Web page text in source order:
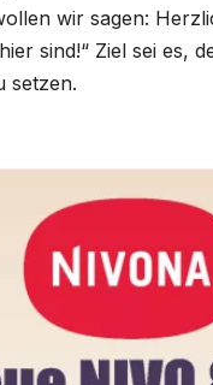
wir sagen:
sind!“ Ziel sei es,
setzen.